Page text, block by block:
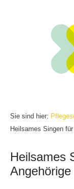
Sie sind hier:
Heilsames Singen
Heilsames
Angehörige